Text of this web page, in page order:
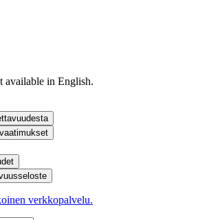
available in English.
verkkopalvelu.